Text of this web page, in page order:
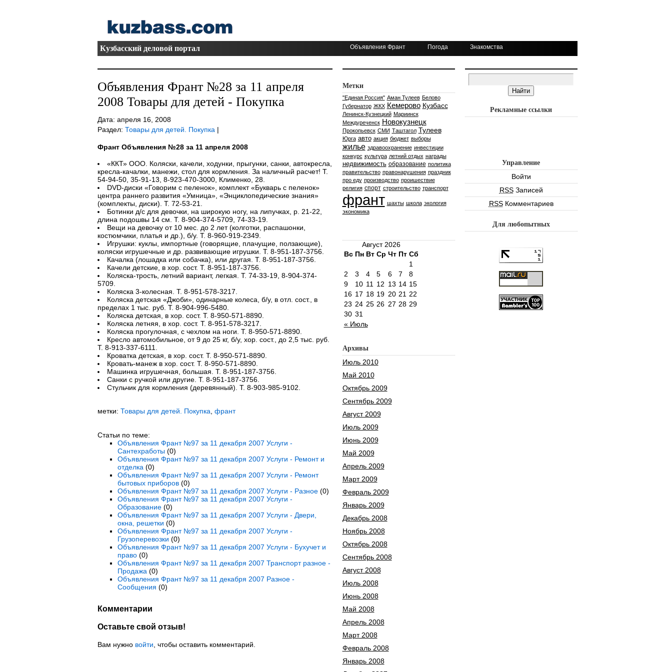
Кузбасский деловой портал Объявления Франт Погода Знакомства
Объявления Франт №28 за 11 апреля
2008 Товары для детей - Покупка
Дата: апреля 16, 2008
Раздел: Товары для детей. Покупка |
Франт Объявления №28 за 11 апреля 2008
«ККТ» ООО. Коляски, качели, ходунки, прыгунки, санки, автокресла,
кресла-качалки, манежи, стол для кормления. За наличный расчет! Т.
54-94-50, 35-91-13, 8-923-470-3000, Клименко, 28.
DVD-диски «Говорим с пеленок», комплект «Букварь с пеленок»
центра раннего развития «Умница», «Энциклопедические знания»
(комплекты, диски). Т. 72-53-21.
Ботинки д/с для девочки, на широкую ногу, на липучках, р. 21-22,
длина подошвы 14 см. Т. 8-904-374-5709, 74-33-19.
Вещи на девочку от 10 мес. до 2 лет (колготки, распашонки,
костюмчики, платья и др.), б/у. Т. 8-960-919-2349.
Игрушки: куклы, импортные (говорящие, плачущие, ползающие),
коляски игрушечные и др. развивающие игрушки. Т. 8-951-187-3756.
Качалка (лошадка или собачка), или другая. Т. 8-951-187-3756.
Качели детские, в хор. сост. Т. 8-951-187-3756.
Коляска-трость, летний вариант, легкая. Т. 74-33-19, 8-904-374-
5709.
Коляска 3-колесная. Т. 8-951-578-3217.
Коляска детская «Джоби», одинарные колеса, б/у, в отл. сост., в
пределах 1 тыс. руб. Т. 8-904-996-5480.
Коляска детская, в хор. сост. Т. 8-950-571-8890.
Коляска летняя, в хор. сост. Т. 8-951-578-3217.
Коляска прогулочная, с чехлом на ноги. Т. 8-950-571-8890.
Кресло автомобильное, от 9 до 25 кг, б/у, хор. сост., до 2,5 тыс. руб.
Т. 8-913-337-6111.
Кроватка детская, в хор. сост. Т. 8-950-571-8890.
Кровать-манеж в хор. сост. Т. 8-950-571-8890.
Машинка игрушечная, большая. Т. 8-951-187-3756.
Санки с ручкой или другие. Т. 8-951-187-3756.
Стульчик для кормления (деревянный). Т. 8-903-985-9102.
метки: Товары для детей. Покупка франт
Статьи по теме:
Объявления Франт №97 за 11 декабря 2007 Услуги -
Сантехработы(0)
Объявления Франт №97 за 11 декабря 2007 Услуги - Ремонт и
отделка (0)
Объявления Франт №97 за 11 декабря 2007 Услуги - Ремонт
бытовых приборов(0)
Объявления Франт №97 за 11 декабря 2007 Услуги - Разное(0)
Объявления Франт №97 за 11 декабря 2007 Услуги -
Образование(0)
Объявления Франт №97 за 11 декабря 2007 Услуги - Двери,
окна, решетки (0)
Объявления Франт №97 за 11 декабря 2007 Услуги -
Грузоперевозки (0)
Объявления Франт №97 за 11 декабря 2007 Услуги - Бухучет и
право(0)
Объявления Франт №97 за 11 декабря 2007 Транспорт разное -
Продажа (0)
Объявления Франт №97 за 11 декабря 2007 Разное -
Сообщения (0)
Комментарии
Оставьте свой отзыв!
Вам нужно войти , чтобы оставить комментарий.
Метки
"Единая Россия" Аман Тулеев Белово
Губернатор ЖКХ Кемерово Кузбасс
Ленинск-Кузнецкий Мариинск
Междуреченск Новокузнецк
Прокопьевск СМИ Таштагол Тулеев
Юрга авто акция бюджет выборы
жилье здравоохранение инвестиции
конкурс культура летний отдых награды
недвижимость образование политика
правительство правонарушения праздник
про еду производство проишествие
религия спорт строительство транспорт
франт шахты школа экология
экономика
Август 2026
Вс Пн Вт Ср Чт Пт Сб
« Июль
1
2
3 4 5 6 7
8
9
10 11 12 13 14 15
16 17 18 19 20 21 22
23 24 25 26 27 28 29
30 31
Архивы
Июль 2010
Май 2010
Октябрь 2009
Сентябрь 2009
Август 2009
Июль 2009
Июнь 2009
Май 2009
Апрель 2009
Март 2009
Февраль 2009
Январь 2009
Декабрь 2008
Ноябрь 2008
Октябрь 2008
Сентябрь 2008
Август 2008
Июль 2008
Июнь 2008
Май 2008
Апрель 2008
Март 2008
Февраль 2008
Январь 2008
Рекламные ссылки
Управление
Войти
RSSЗаписей
RSSКомментариев
Для любопытных